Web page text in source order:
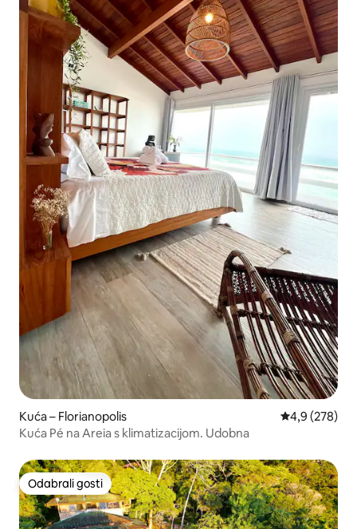
Kuća – Florianopolis Prosječna
4,9 (278)
Kuća Pé na Areia s klimatizacijom. Udobna
Odabrali gosti
Odabrali gosti